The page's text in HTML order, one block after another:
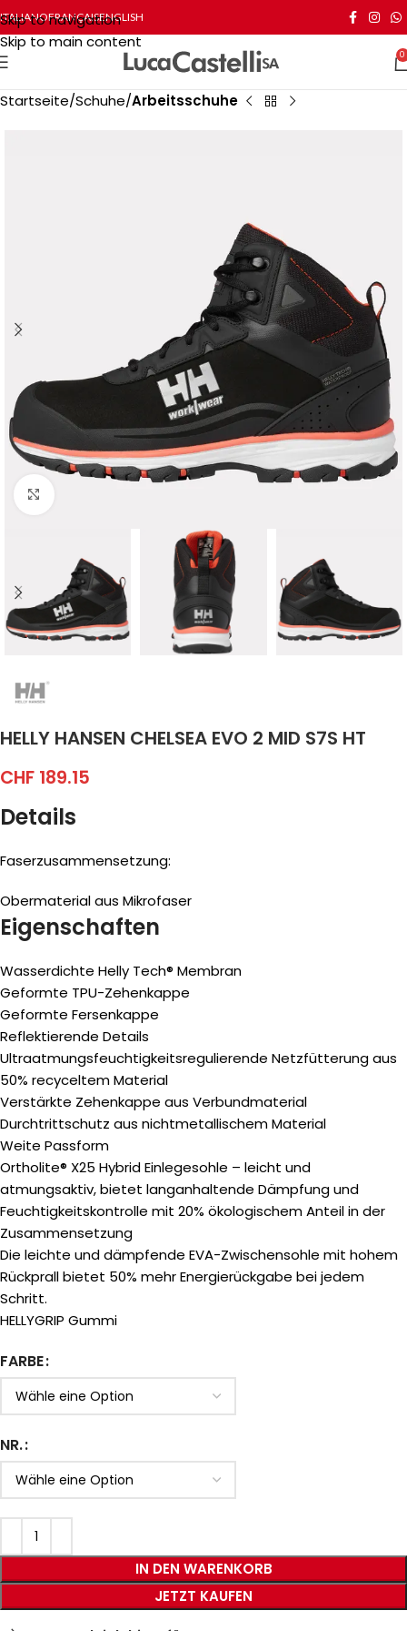
Skip to navigation
Skip to main content
ITALIANOFRANÇAISENGLISH
0
Startseite Schuhe Arbeitsschuhe
HELLY HANSEN CHELSEA EVO 2 MID S7S HT
CHF 189.15
Details
Faserzusammensetzung:
Obermaterial aus Mikrofaser
Eigenschaften
Wasserdichte Helly Tech® Membran
Geformte TPU-Zehenkappe
Geformte Fersenkappe
Reflektierende Details
Ultraatmungsfeuchtigkeitsregulierende Netzfütterung aus
50% recyceltem Material
Verstärkte Zehenkappe aus Verbundmaterial
Durchtrittschutz aus nichtmetallischem Material
Weite Passform
Ortholite® X25 Hybrid Einlegesohle – leicht und
atmungsaktiv, bietet langanhaltende Dämpfung und
Feuchtigkeitskontrolle mit 20% ökologischem Anteil in der
Zusammensetzung
Die leichte und dämpfende EVA-Zwischensohle mit hohem
Rückprall bietet 50% mehr Energierückgabe bei jedem
Schritt.
HELLYGRIP Gummi
FARBE
NR.
IN DEN WARENKORB
JETZT KAUFEN